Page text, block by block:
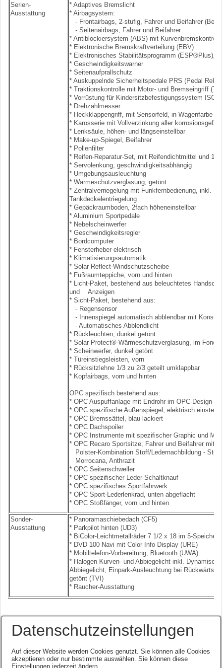
Serien-
Ausstattung
* Adaptives Bremslicht
* Airbagsystem:
- Frontairbags, 2-stufig, Fahrer und Beifahrer
- Seitenairbags, Fahrer und Beifahrer
* Antiblockiersystem (ABS) mit
* Elektronische Bremskraftverteilung (EBV)
* Elektronisches Stabilitätsprogramm (ESP®Plus),
* Geschwindigkeitswarner
* Seitenaufprallschutz
* Auskuppelnde Sicherheitspedale PRS (Pedal
* Traktionskontrolle mit Motor- und Bremseingriff
* Vorrüstung für Kindersitzbefestigungssystem
* Drehzahlmesser
* Heckklappengriff, mit Sensorfeld, in Wagenfarbe
* Karosserie mit Vollverzinkung aller
* Lenksäule, höhen- und längseinstellbar
* Make-up-Spiegel, Beifahrer
* Pollenfilter
* Reifen-Reparatur-Set, mit Reifendichtmittel und
* Servolenkung, geschwindigkeitsabhängig
* Umgebungsausleuchtung
* Wärmeschutzverglasung, getönt
* Zentralverriegelung mit Funkfernbedienung, inkl.
Tankdeckelentriegelung
* Gepäckraumboden, 2fach höheneinstellbar
* Aluminium Sportpedale
* Nebelscheinwerfer
* Geschwindigkeitsregler
* Bordcomputer
* Fensterheber elektrisch
* Klimatisierungsautomatik
* Solar Reflect-Windschutzscheibe
* Fußraumteppiche, vorn und hinten
* Licht-Paket, bestehend aus beleuchtetes
und Anzeigen
* Sicht-Paket, bestehend aus:
- Regensensor
- Innenspiegel automatisch abblendbar mit
- Automatisches Abblendlicht
* Rückleuchten, dunkel getönt
* Solar Protect®-Wärmeschutzverglasung, im Fond
* Scheinwerfer, dunkel getönt
* Türeinstiegsleisten, vorn
* Rücksitzlehne 1/3 zu 2/3 geteilt umklappbar
* Kopfairbags, vorn und hinten
OPC spezifisch bestehend aus:
* OPC Auspuffanlage mit Endrohr im OPC-Design
* OPC spezifische Außenspiegel, elektrisch
* OPC Bremssättel, blau lackiert
* OPC Dachspoiler
* OPC Instrumente mit spezifischer Graphic und
* OPC Recaro Sportsitze, Fahrer und Beifahrer mit
Polster-Kombination Stoff/Ledernachbildung -
Morrocana, Anthrazit
* OPC Seitenschweller
* OPC spezifischer Leder-Schaltknauf
* OPC spezifisches Sportfahrwerk
* OPC Sport-Lederlenkrad, unten abgeflacht
* OPC Stoßfänger, vorn und hinten
Sonder-
Ausstattung
* Panoramaschiebedach (CF5)
* Parkpilot hinten (UD3)
* BiColor-Leichtmetallräder 7 1/2 x 18 im 5-
* DVD 100 Navi mit Color Info Display (URE)
* Mobiltelefon-Vorbereitung, Bluetooth (UWA)
* Halogen Kurven- und Abbiegelicht inkl.
Abbiegelicht, Einpark-Ausleuchtung bei
getönt (TVI)
* Raucher-Ausstattung
Datenschutzeinstellungen
Auf dieser Website werden Cookies genutzt. Sie können alle Cookies
akzeptieren oder nur bestimmte auswählen. Sie können diese
Einstellungen jederzeit ändern.